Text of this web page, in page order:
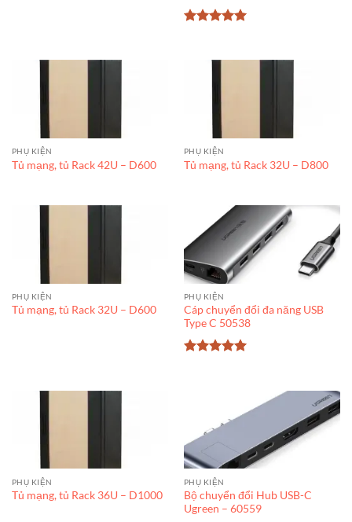
PHỤ KIỆN
Tủ mạng, tủ Rack 42U – D600
PHỤ KIỆN
Tủ mạng, tủ Rack 32U – D800
PHỤ KIỆN
Tủ mạng, tủ Rack 32U – D600
PHỤ KIỆN
Cáp chuyển đổi đa năng USB
Type C 50538
PHỤ KIỆN
Tủ mạng, tủ Rack 36U – D1000
PHỤ KIỆN
Bộ chuyển đổi Hub USB-C
Ugreen – 60559